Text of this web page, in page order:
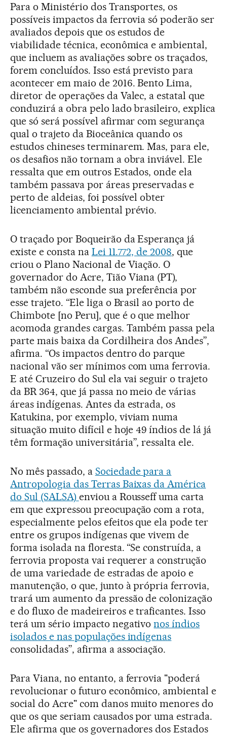
Para o Ministério dos Transportes, os
possíveis impactos da ferrovia só poderão ser
avaliados depois que os estudos de
viabilidade técnica, econômica e ambiental,
que incluem as avaliações sobre os traçados,
forem concluídos. Isso está previsto para
acontecer em maio de 2016. Bento Lima,
diretor de operações da Valec, a estatal que
conduzirá a obra pelo lado brasileiro, explica
que só será possível afirmar com segurança
qual o trajeto da Bioceânica quando os
estudos chineses terminarem. Mas, para ele,
os desafios não tornam a obra inviável. Ele
ressalta que em outros Estados, onde ela
também passava por áreas preservadas e
perto de aldeias, foi possível obter
licenciamento ambiental prévio.
O traçado por Boqueirão da Esperança já
existe e consta na Lei 11.772, de 2008, que
criou o Plano Nacional de Viação. O
governador do Acre, Tião Viana (PT),
também não esconde sua preferência por
esse trajeto. “Ele liga o Brasil ao porto de
Chimbote [no Peru], que é o que melhor
acomoda grandes cargas. Também passa pela
parte mais baixa da Cordilheira dos Andes”,
afirma. “Os impactos dentro do parque
nacional vão ser mínimos com uma ferrovia.
E até Cruzeiro do Sul ela vai seguir o trajeto
da BR 364, que já passa no meio de várias
áreas indígenas. Antes da estrada, os
Katukina, por exemplo, viviam numa
situação muito difícil e hoje 49 índios de lá já
têm formação universitária”, ressalta ele.
No mês passado, a Sociedade para a
Antropologia das Terras Baixas da América
do Sul (SALSA) enviou a Rousseff uma carta
em que expressou preocupação com a rota,
especialmente pelos efeitos que ela pode ter
entre os grupos indígenas que vivem de
forma isolada na floresta. “Se construída, a
ferrovia proposta vai requerer a construção
de uma variedade de estradas de apoio e
manutenção, o que, junto à própria ferrovia,
trará um aumento da pressão de colonização
e do fluxo de madeireiros e traficantes. Isso
terá um sério impacto negativonos índios
isolados e nas populações indígenas
consolidadas”, afirma a associação.
Para Viana, no entanto, a ferrovia "poderá
revolucionar o futuro econômico, ambiental e
social do Acre" com danos muito menores do
que os que seriam causados por uma estrada.
Ele afirma que os governadores dos Estados